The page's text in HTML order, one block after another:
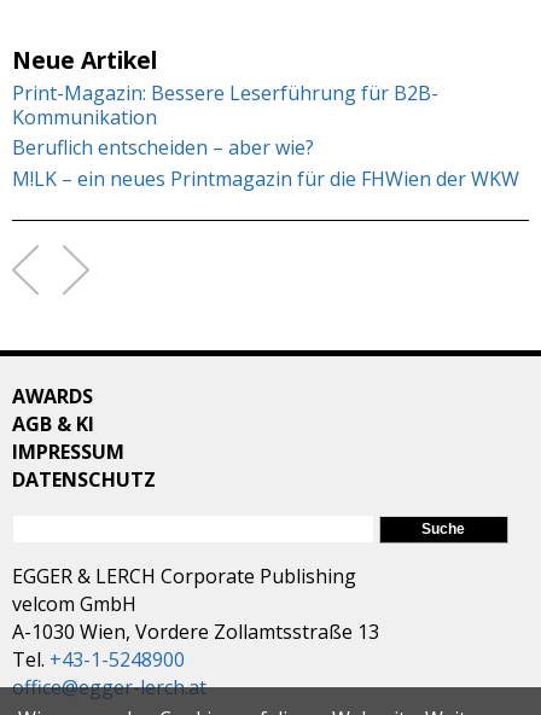
Neue Artikel
Print-Magazin: Bessere Leserführung für B2B-
Kommunikation
Beruflich entscheiden – aber wie?
M!LK – ein neues Printmagazin für die FHWien der WKW
AWARDS
AGB & KI
IMPRESSUM
DATENSCHUTZ
EGGER & LERCH Corporate Publishing
velcom GmbH
A-1030 Wien, Vordere Zollamtsstraße 13
Tel. +43-1-5248900
office@egger-lerch.at